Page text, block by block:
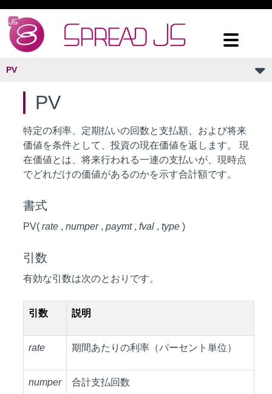
PV
PV
特定の利率、定期払いの回数と支払額、および将来
価値を条件として、投資の現在価値を返します。 現
在価値とは、将来行われる一連の支払いが、現時点
でどれだけの価値があるのかを示す合計額です。
書式
PV( rate , numper, paymt, fval , type )
引数
有効な引数は次のとおりです。
引数 説明
rate 期間あたりの利率（パーセント単位）
numper 合計支払回数